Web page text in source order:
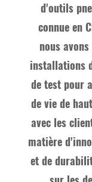
d'outils
connue en
nous
installations
de test pour
de vie de
avec les
matière
et de